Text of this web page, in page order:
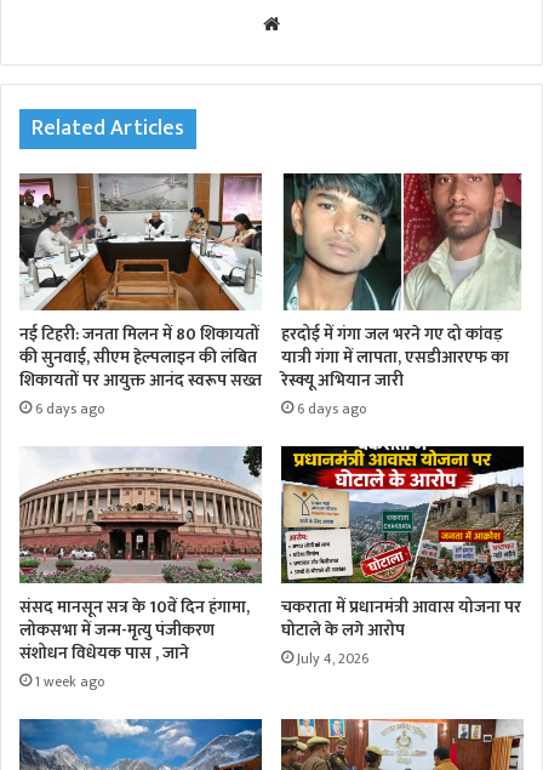
te
Related Articles
नई टिहरी: जनता मिलन में 80 शिकायतों
की सुनवाई, सीएम हेल्पलाइन की लंबित
शिकायतों पर आयुक्त आनंद स्वरूप सख्त
6 days ago
हरदोई में गंगा जल भरने गए दो कांवड़
यात्री गंगा में लापता, एसडीआरएफ का
रेस्क्यू अभियान जारी
6 days ago
संसद मानसून सत्र के 10वें दिन हंगामा,
लोकसभा में जन्म-मृत्यु पंजीकरण
संशोधन विधेयक पास , जाने
1 week ago
चकराता में प्रधानमंत्री आवास योजना पर
घोटाले के लगे आरोप
July 4, 2026